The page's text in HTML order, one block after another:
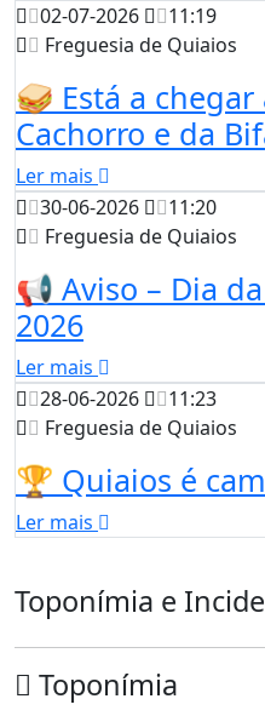
02-07-2026
11:19
Freguesia de Quiaios
🥪 Está a chegar
Cachorro e da
Ler mais
30-06-2026
11:20
Freguesia de Quiaios
📢 Aviso – Dia
2026
Ler mais
28-06-2026
11:23
Freguesia de Quiaios
🏆 Quiaios é
Ler mais
Toponímia e
Toponímia